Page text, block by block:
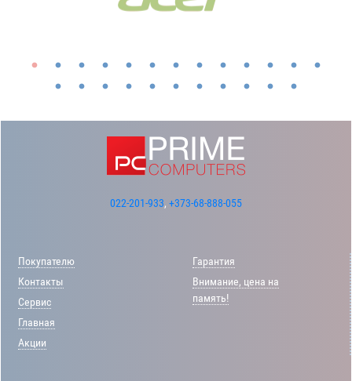
022-201-933, +373-68-888-055
Покупателю
Контакты
Сервис
Главная
Акции
Гарантия
Внимание, цена на
память!